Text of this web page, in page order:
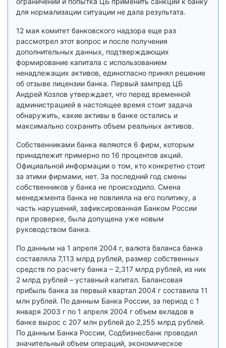
для нормализации ситуации не дала результата.
12 мая комитет банковского надзора еще раз
рассмотрел этот вопрос и после получения
дополнительных данных, подтверждающих
формирование капитала с использованием
ненадлежащих активов, единогласно принял решение
об отзыве лицензии банка. Первый зампред ЦБ
Андрей Козлов утверждает, что перед временной
администрацией в настоящее время стоит задача
обнаружить, какие активы в банке остались и
максимально сохранить объем реальных активов.
Cобственниками банка являются 6 фирм, которым
принадлежит примерно по 16 процентов акций.
Официальной информации о том, кто конкретно стоит
за этими фирмами, нет. За последний год смены
собственников у банка не происходило. Смена
менеджмента банка не повлияла на его политику, а
часть нарушений, зафиксированная Банком России
при проверке, была допущена уже новым
руководством банка.
По данным на 1 апреля 2004 г, валюта баланса банка
составляла 7,113 млрд рублей, размер собственных
средств по расчету банка – 2,317 млрд рублей, из них
2 млрд рублей – уставный капитал. Балансовая
прибыль банка за первый квартал 2004 г составила 11
млн рублей. По данным Банка России, за период с 1
января 2003 г по 1 апреля 2004 г объем вкладов в
банке вырос с 207 млн рублей до 2,255 млрд рублей.
По данным Банка России, Содбизнесбанк проводил
значительный объем операций, экономическое